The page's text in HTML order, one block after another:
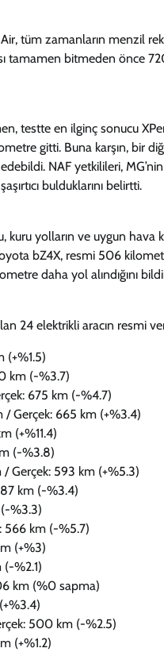
tüm zamanların menzil
tamamen bitmeden önce
testte en ilginç sonucu
gitti. Buna karşın, bir
NAF yetkilileri,
bulduklarını belirtti.
yolların ve uygun hava
bZ4X, resmi 506
daha yol alındığını
24 elektrikli aracın resmi
(+%1.5)
km (-%3.7)
675 km (-%4.7)
Gerçek: 665 km (+%3.4)
(+%11.4)
(-%3.8)
Gerçek: 593 km (+%5.3)
km (-%3.4)
%3.3)
566 km (-%5.7)
(+%3)
%2.1)
km (%0 sapma)
500 km (-%2.5)
(+%1.2)